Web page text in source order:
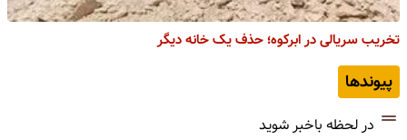
تخریب سریالی در ابرکوه؛ حذف یک خانه دیگر
پیوندها
در لحظه باخبر شوید